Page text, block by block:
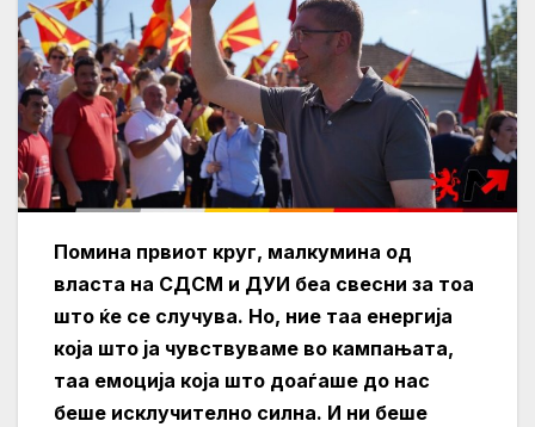
Помина првиот круг, малкумина од
власта на СДСМ и ДУИ беа свесни за тоа
што ќе се случува. Но, ние таа енергија
која што ја чувствуваме во кампањата,
таа емоција која што доаѓаше до нас
беше исклучително силна. И ни беше